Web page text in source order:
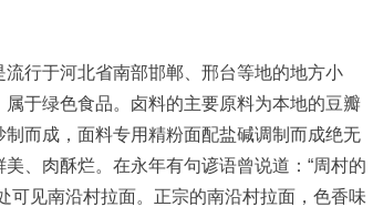
于河北省南部邯郸、邢台等地的地方小
于绿色食品。卤料的主要原料为本地的豆瓣
而成，面料专用精粉面配盐碱调制而成绝无
、肉酥烂。在永年有句谚语曾说道：“周村的
可见南沿村拉面。正宗的南沿村拉面，色香味